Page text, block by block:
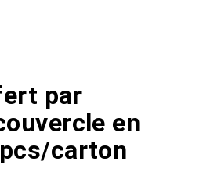
par
en
carton